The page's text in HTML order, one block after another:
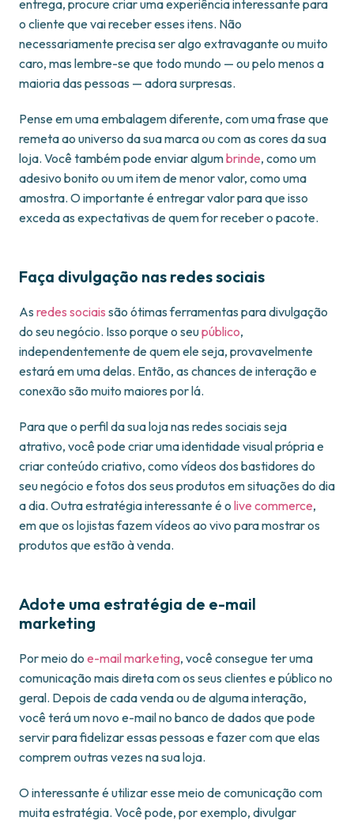
entrega, procure criar uma experiência interessante para
o cliente que vai receber esses itens. Não
necessariamente precisa ser algo extravagante ou muito
caro, mas lembre-se que todo mundo — ou pelo menos a
maioria das pessoas — adora surpresas.
Pense em uma embalagem diferente, com uma frase que
remeta ao universo da sua marca ou com as cores da sua
loja. Você também pode enviar algumbrinde, como um
adesivo bonito ou um item de menor valor, como uma
amostra. O importante é entregar valor para que isso
exceda as expectativas de quem for receber o pacote.
Faça divulgação nas redes sociais
As redes sociais são ótimas ferramentas para divulgação
do seu negócio. Isso porque o seupúblico,
independentemente de quem ele seja, provavelmente
estará em uma delas. Então, as chances de interação e
conexão são muito maiores por lá.
Para que o perfil da sua loja nas redes sociais seja
atrativo, você pode criar uma identidade visual própria e
criar conteúdo criativo, como vídeos dos bastidores do
seu negócio e fotos dos seus produtos em situações do dia
a dia. Outra estratégia interessante é o live commerce,
em que os lojistas fazem vídeos ao vivo para mostrar os
produtos que estão à venda.
Adote uma estratégia de e-mail
marketing
Por meio do e-mail marketing, você consegue ter uma
comunicação mais direta com os seus clientes e público no
geral. Depois de cada venda ou de alguma interação,
você terá um novo e-mail no banco de dados que pode
servir para fidelizar essas pessoas e fazer com que elas
comprem outras vezes na sua loja.
O interessante é utilizar esse meio de comunicação com
muita estratégia. Você pode, por exemplo, divulgar